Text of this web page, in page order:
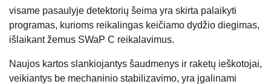
visame pasaulyje detektorių šeima yra skirta palaikyti
programas, kurioms reikalingas keičiamo dydžio diegimas,
išlaikant žemus SWaP C reikalavimus.
Naujos kartos slankiojantys šaudmenys ir raketų ieškotojai,
veikiantys be mechaninio stabilizavimo, yra įgalinami